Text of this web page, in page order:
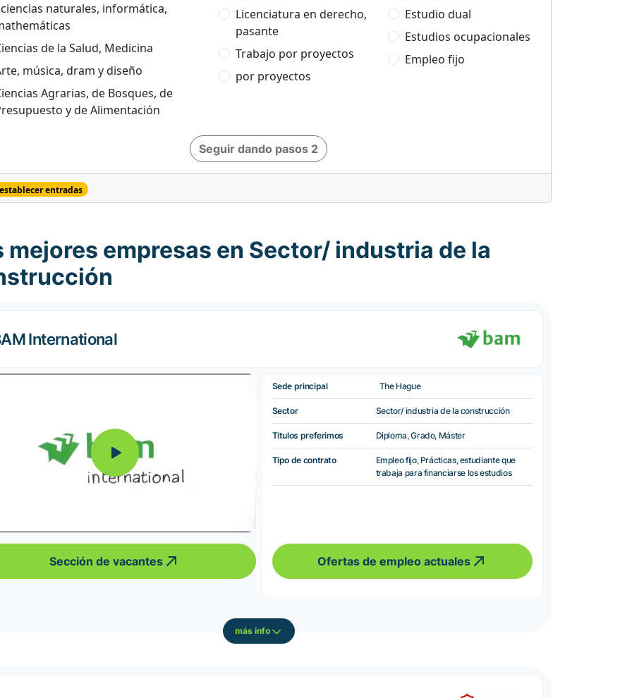
naturales, informática,
de la Salud, Medicina
música, dram y diseño
Agrarias, de Bosques, de
y de Alimentación
Licenciatura en derecho,
pasante
Trabajo por proyectos
por proyectos
Estudio dual
Estudios ocupacionales
Empleo fijo
Seguir dando pasos 2
entradas
mejores empresas en Sector/ industria de la
International
Sección de vacantes
Sede principal The Hague
Sector Sector/ industria de la construcción
Títulos preferimos Diploma, Grado, Máster
Tipo de contrato
Empleo fijo, Prácticas, estudiante que
trabaja para financiarse los estudios
Ofertas de empleo actuales
más info